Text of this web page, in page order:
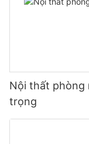
Nội thất phòng
trọng